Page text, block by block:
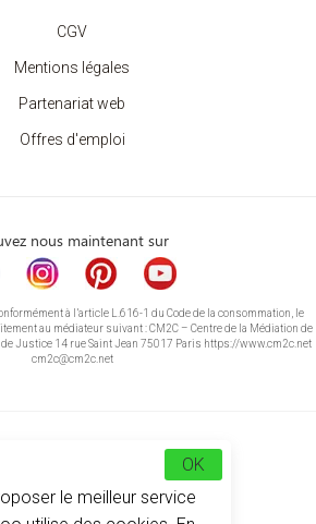
CGV
Mentions légales
Partenariat web
Offres d'emploi
nous maintenant sur
à l’article L.616-1 du Code de la consommation, le
au médiateur suivant : CM2C – Centre de la Médiation de
Justice 14 rue Saint Jean 75017 Paris https://www.cm2c.net
cm2c@cm2c.net
le meilleur service
OK